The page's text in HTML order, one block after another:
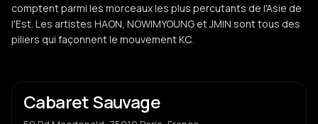
comptent parmi les morceaux les plus percutants de l'Asie de
l'Est. Les artistes HAON, NOWIMYOUNG et JMIN sont tous des
piliers qui façonnent le mouvement KC.
Cabaret Sauvage